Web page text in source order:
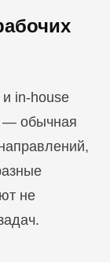
in-house
— обычная
не